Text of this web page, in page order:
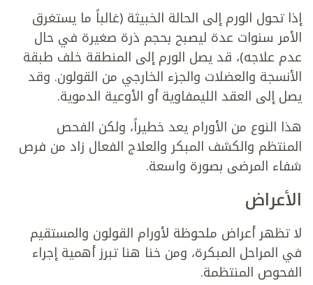
إذا تحول الورم إلى الحالة الخبيثة (غالباً ما يستغرق
الأمر سنوات عدة ليصبح بحجم ذرة صغيرة في حال
عدم علاجه)، قد يصل الورم إلى المنطقة خلف طبقة
الأنسجة والعضلات والجزء الخارجي من القولون. وقد
يصل إلى العقد الليمفاوية أو الأوعية الدموية.
هذا النوع من الأورام يعد خطيراً، ولكن الفحص
المنتظم والكشف المبكر والعلاج الفعال زاد من فرص
شفاء المرضى بصورة واسعة.
الأعراض
لا تظهر أعراض ملحوظة لأورام القولون والمستقيم
في المراحل المبكرة، ومن خنا هنا تبرز أهمية إجراء
الفحوص المنتظمة.